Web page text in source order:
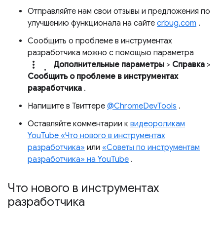
Отправляйте нам свои отзывы и предложения по
улучшению функционала на сайте crbug.com .
Сообщить о проблеме в инструментах
разработчика можно с помощью параметра
more_vert. Дополнительные параметры > Справка >
Сообщить о проблеме в инструментах
разработчика .
Напишите в Твиттере @ChromeDevTools .
Оставляйте комментарии к видеороликам
YouTube «Что нового в инструментах
разработчика» или «Советы по инструментам
разработчика» на YouTube .
Что нового в инструментах
разработчика